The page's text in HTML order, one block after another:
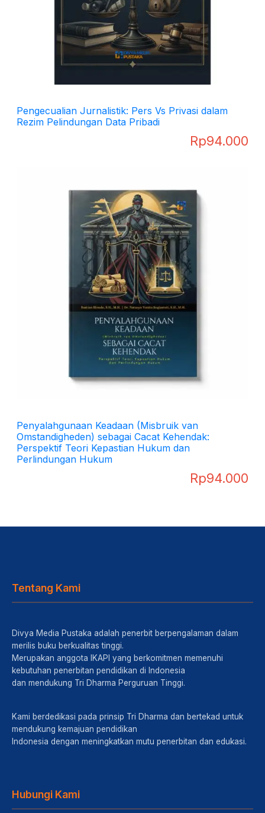
Pengecualian Jurnalistik: Pers Vs Privasi dalam
Rezim Pelindungan Data Pribadi
Rp94.000
Penyalahgunaan Keadaan (Misbruik van
Omstandigheden) sebagai Cacat Kehendak:
Perspektif Teori Kepastian Hukum dan
Perlindungan Hukum
Rp94.000
Tentang Kami
Divya Media Pustaka adalah penerbit berpengalaman dalam
merilis buku berkualitas tinggi.
Merupakan anggota IKAPI yang berkomitmen memenuhi
kebutuhan penerbitan pendidikan di Indonesia
dan mendukung Tri Dharma Perguruan Tinggi.
Kami berdedikasi pada prinsip Tri Dharma dan bertekad untuk
mendukung kemajuan pendidikan
Indonesia dengan meningkatkan mutu penerbitan dan edukasi.
Hubungi Kami